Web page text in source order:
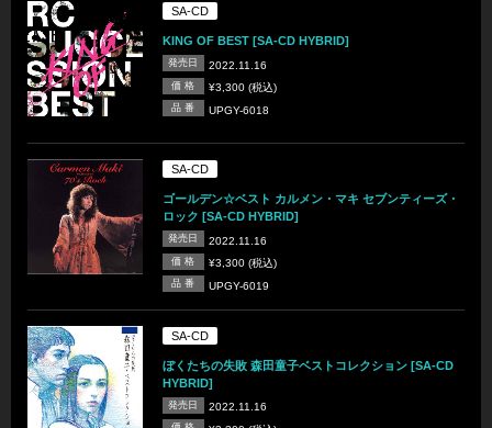
SA-CD
KING OF BEST [SA-CD HYBRID]
発売日 2022.11.16
価 格 ¥3,300 (税込)
品 番 UPGY-6018
SA-CD
ゴールデン☆ベスト カルメン・マキ セブンティーズ・
ロック [SA-CD HYBRID]
発売日 2022.11.16
価 格 ¥3,300 (税込)
品 番 UPGY-6019
SA-CD
ぼくたちの失敗 森田童子ベストコレクション [SA-CD
HYBRID]
発売日 2022.11.16